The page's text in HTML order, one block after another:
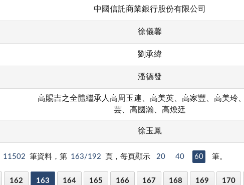
中國信託商業銀行股份有限公司
徐儀馨
劉承緯
潘德發
高賜吉之全體繼承人高周玉連、高美英、高家豐、高美玲
芸、高國瀚、高煥廷
徐玉鳳
11502 筆資料，第 163/192 頁，每頁顯示 20 40 60 筆。
162 163 164 165 166 167 168 169 170